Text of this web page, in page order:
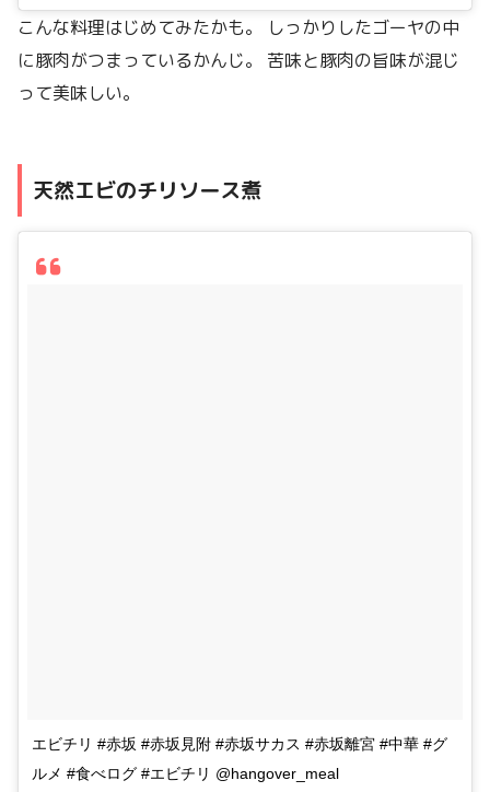
こんな料理はじめてみたかも。 しっかりしたゴーヤの中
に豚肉がつまっているかんじ。 苦味と豚肉の旨味が混じ
って美味しい。
天然エビのチリソース煮
エビチリ #赤坂 #赤坂見附 #赤坂サカス #赤坂離宮 #中華 #グ
ルメ #食べログ #エビチリ @hangover_meal